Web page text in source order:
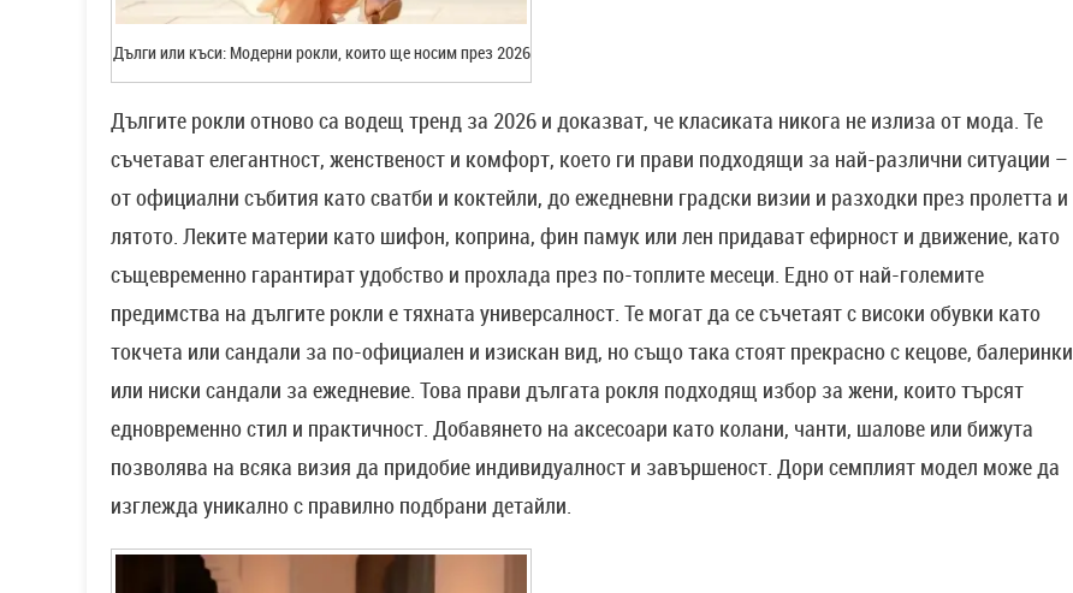
Дълги или къси: Модерни рокли, които ще носим през 2026
Дългите рокли отново са водещ тренд за 2026 и доказват, че класиката никога не излиза от мода. Те
съчетават елегантност, женственост и комфорт, което ги прави подходящи за най-различни ситуации –
от официални събития като сватби и коктейли, до ежедневни градски визии и разходки през пролетта и
лятото. Леките материи като шифон, коприна, фин памук или лен придават ефирност и движение, като
същевременно гарантират удобство и прохлада през по-топлите месеци. Едно от най-големите
предимства на дългите рокли е тяхната универсалност. Те могат да се съчетаят с високи обувки като
токчета или сандали за по-официален и изискан вид, но също така стоят прекрасно с кецове, балеринки
или ниски сандали за ежедневие. Това прави дългата рокля подходящ избор за жени, които търсят
едновременно стил и практичност. Добавянето на аксесоари като колани, чанти, шалове или бижута
позволява на всяка визия да придобие индивидуалност и завършеност. Дори семплият модел може да
изглежда уникално с правилно подбрани детайли.